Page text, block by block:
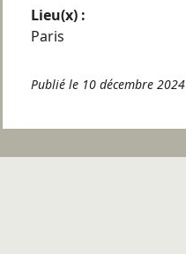
Lieu(x) :
Paris
Publié le 10 décembre 2024